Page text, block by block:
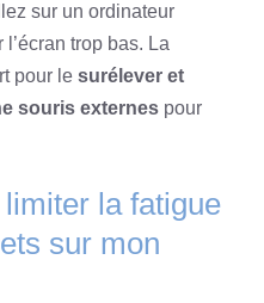
sur un ordinateur
trop bas. La
pour le surélever et
souris externes pour
la fatigue
sur mon